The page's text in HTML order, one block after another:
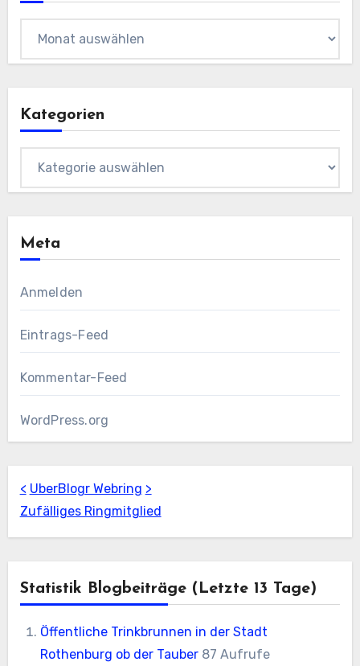
Kategorien
Meta
Anmelden
Eintrags-Feed
Kommentar-Feed
WordPress.org
< UberBlogr Webring >
Zufälliges Ringmitglied
Statistik Blogbeiträge (letzte 13 Tage)
Öffentliche Trinkbrunnen in der Stadt
Rothenburg ob der Tauber 87 Aufrufe